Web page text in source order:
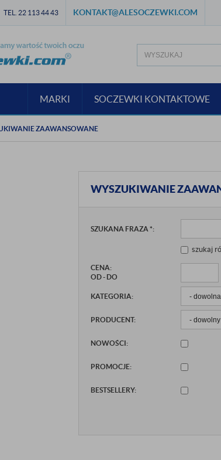
TEL. 22 113 44 43 KONTAKT@ALESOCZEWKI.COM
MARKI SOCZEWKI KONTAKTOWE
ZAAWANSOWANE
WYSZUKIWANIE
SZUKANA FRAZA *:
szukaj
CENA:
OD - DO
KATEGORIA:
PRODUCENT:
NOWOŚCI:
PROMOCJE:
BESTSELLERY: